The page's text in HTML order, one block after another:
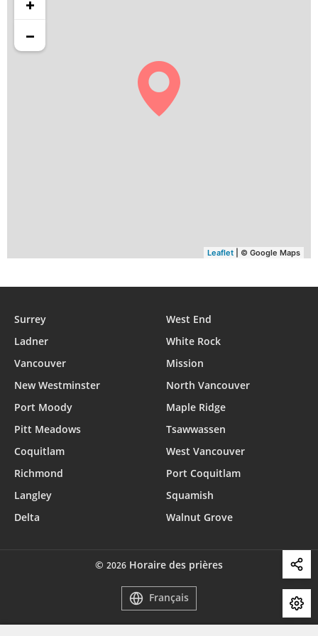
13:13
13:12
+
−
Leaflet | © Google Maps
Surrey
West End
Ladner
White Rock
Vancouver
Mission
New Westminster
North Vancouver
Port Moody
Maple Ridge
Pitt Meadows
Tsawwassen
Coquitlam
West Vancouver
Richmond
Port Coquitlam
Langley
Squamish
Delta
Walnut Grove
© 2026 Horaire des prières
Français